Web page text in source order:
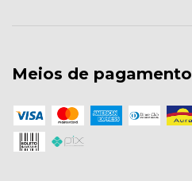
Meios de pagamento